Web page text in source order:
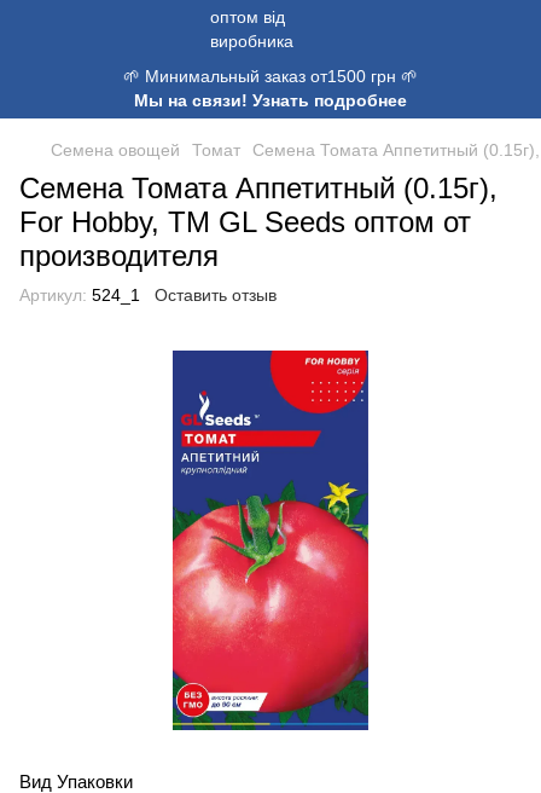
🌱 Минимальный заказ от1500 грн 🌱
Мы на связи! Узнать подробнее
Семена овощей Томат Семена Томата Аппетитный
Семена Томата Аппетитный (0.15г),
For Hobby, TM GL Seeds оптом от
производителя
Артикул: 524_1 Оставить отзыв
Вид Упаковки